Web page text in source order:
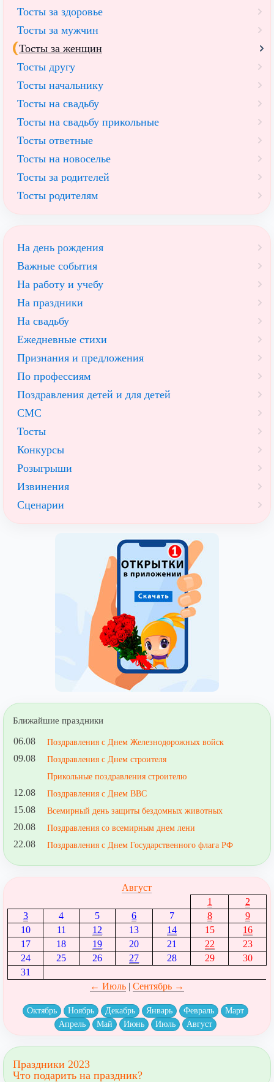
Тосты за здоровье
Тосты за мужчин
Тосты за женщин
Тосты другу
Тосты начальнику
Тосты на свадьбу
Тосты на свадьбу прикольные
Тосты ответные
Тосты на новоселье
Тосты за родителей
Тосты родителям
На день рождения
Важные события
На работу и учебу
На праздники
На свадьбу
Ежедневные стихи
Признания и предложения
По профессиям
Поздравления детей и для детей
СМС
Тосты
Конкурсы
Розыгрыши
Извинения
Сценарии
Ближайшие праздники
06.08 Поздравления с Днем Железнодорожных войск
09.08
Поздравления с Днем строителя
Прикольные поздравления строителю
12.08 Поздравления с Днем ВВС
15.08 Всемирный день защиты бездомных животных
20.08 Поздравления со всемирным днем лени
22.08 Поздравления с Днем Государственного флага РФ
Август
1
2
3
4 5 6 7 8
9
10
11 12 13 14 15
16
17
18 19 20 21 22
23
24
25 26 27 28 29
30
31
← Июль| Сентябрь →
Октябрь Ноябрь Декабрь Январь Февраль
Март
Апрель
Май Июнь Июль Август
Праздники 2023
Что подарить на праздник?